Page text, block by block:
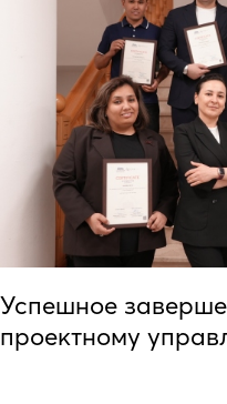
Успешное
проектному